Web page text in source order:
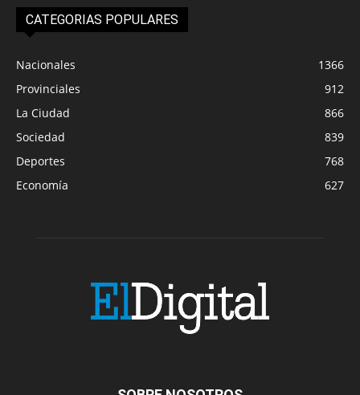
CATEGORIAS POPULARES
Nacionales
1366
Provinciales
912
La Ciudad
866
Sociedad
839
Deportes
768
Economía
627